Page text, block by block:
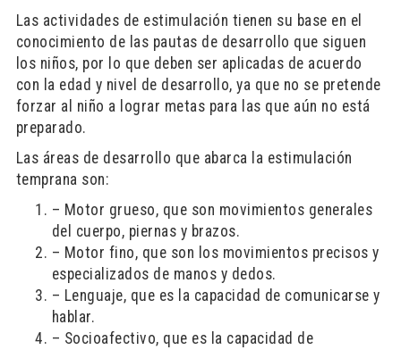
Las actividades de estimulación tienen su base en el
conocimiento de las pautas de desarrollo que siguen
los niños, por lo que deben ser aplicadas de acuerdo
con la edad y nivel de desarrollo, ya que no se pretende
forzar al niño a lograr metas para las que aún no está
preparado.
Las áreas de desarrollo que abarca la estimulación
temprana son:
– Motor grueso, que son movimientos generales
del cuerpo, piernas y brazos.
– Motor fino, que son los movimientos precisos y
especializados de manos y dedos.
– Lenguaje, que es la capacidad de comunicarse y
hablar.
– Socioafectivo, que es la capacidad de